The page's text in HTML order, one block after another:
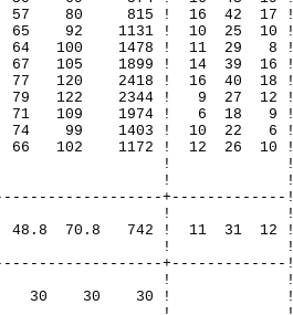
80 815 ! 16 42 17 !
92 1131 ! 10 25 10 !
100 1478 ! 11 29 8 !
105 1899 ! 14 39 16 !
120 2418 ! 16 40 18 !
122 2344 ! 9 27 12 !
109 1974 ! 6 18 9 !
99 1403 ! 10 22 6 !
102 1172 ! 12 26 10 !
! !
! !
+-------------!
! !
70.8 742 ! 11 31 12 !
! !
+-------------!
! !
30 ! 30 30 30 ! !